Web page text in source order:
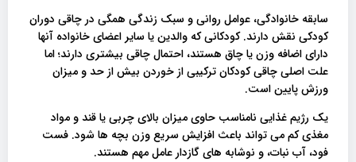
سابقه خانوادگی، عوامل روانی و سبک زندگی همگی در چاقی دوران
کودکی نقش دارند. کودکانی که والدین یا سایر اعضای خانواده آنها
دارای اضافه وزن یا چاق هستند، احتمال چاقی بیشتری دارند؛ اما
علت اصلی چاقی کودکان ترکیبی از خوردن بیش از حد و میزان
ورزش پایین است.
یک رژیم غذایی نامناسب حاوی میزان بالای چربی یا قند و مواد
مغذی کم می تواند باعث افزایش سریع وزن بچه ها شود. فست
فود، آب نبات، و نوشابه های گازدار عامل مهم هستند.